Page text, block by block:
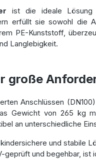
ist die ideale Lösung
erfüllt sie sowohl die
PE-Kunststoff,
Langlebigkeit.
große
Anschlüssen
Gewicht von 265 kg
an unterschiedliche
und stabile
geprüft und begehbar,